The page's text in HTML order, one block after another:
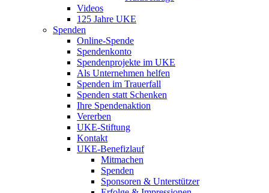
Videos
125 Jahre UKE
Spenden
Online-Spende
Spendenkonto
Spendenprojekte im UKE
Als Unternehmen helfen
Spenden im Trauerfall
Spenden statt Schenken
Ihre Spendenaktion
Vererben
UKE-Stiftung
Kontakt
UKE-Benefizlauf
Mitmachen
Spenden
Sponsoren & Unterstützer